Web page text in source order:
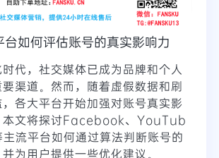
台如何评估账号的真实影响力
代，社交媒体已成为品牌和个人
渠道。然而，随着虚假数据和刷
各大平台开始加强对账号真实影
本文将探讨Facebook、YouTub
流平台如何通过算法判断账号的
为用户提供一些优化建议。